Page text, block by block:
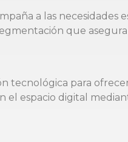
a las necesidades
que
tecnológica para
el espacio digital